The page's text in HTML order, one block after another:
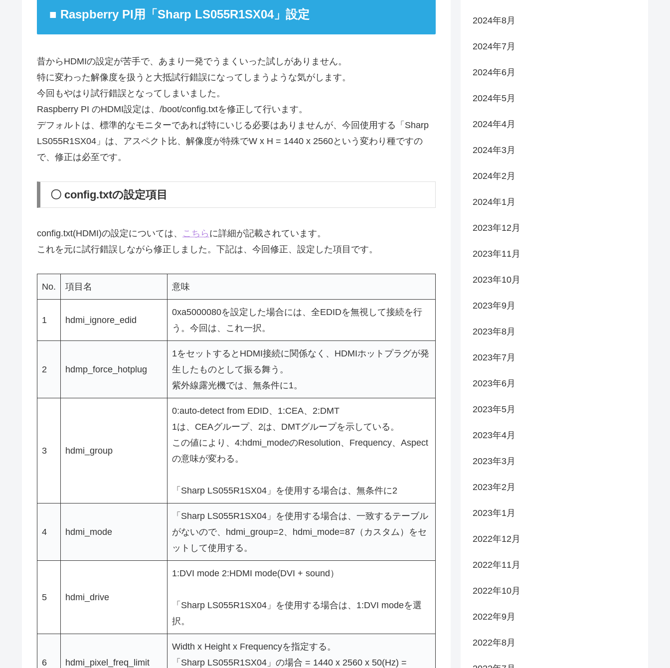
■ Raspberry PI用「Sharp LS055R1SX04」設定
昔からHDMIの設定が苦手で、あまり一発でうまくいった試しがありません。
特に変わった解像度を扱うと大抵試行錯誤になってしまうような気がします。
今回もやはり試行錯誤となってしまいました。
Raspberry PI のHDMI設定は、/boot/config.txtを修正して行います。
デフォルトは、標準的なモニターであれば特にいじる必要はありませんが、今回使用する「Sharp
LS055R1SX04」は、アスペクト比、解像度が特殊でW x H = 1440 x 2560という変わり種ですの
で、修正は必至です。
〇 config.txtの設定項目
config.txt(HDMI)の設定については、 こちら に詳細が記載されています。
これを元に試行錯誤しながら修正しました。下記は、今回修正、設定した項目です。
No. 項目名 意味
1 hdmi_ignore_edid
0xa5000080を設定した場合には、全EDIDを無視して接続を行
う。今回は、これ一択。
2 hdmp_force_hotplug
1をセットするとHDMI接続に関係なく、HDMIホットプラグが発
生したものとして振る舞う。
紫外線露光機では、無条件に1。
3 hdmi_group
0:auto-detect from EDID、1:CEA、2:DMT
1は、CEAグループ、2は、DMTグループを示している。
この値により、4:hdmi_modeのResolution、Frequency、Aspect
の意味が変わる。
「Sharp LS055R1SX04」を使用する場合は、無条件に2
4 hdmi_mode
「Sharp LS055R1SX04」を使用する場合は、一致するテーブル
がないので、hdmi_group=2、hdmi_mode=87（カスタム）をセ
ットして使用する。
5 hdmi_drive
1:DVI mode 2:HDMI mode(DVI + sound）
「Sharp LS055R1SX04」を使用する場合は、1:DVI modeを選
択。
6 hdmi_pixel_freq_limit
Width x Height x Frequencyを指定する。
「Sharp LS055R1SX04」の場合 = 1440 x 2560 x 50(Hz) =
2024年8月
2024年7月
2024年6月
2024年5月
2024年4月
2024年3月
2024年2月
2024年1月
2023年12月
2023年11月
2023年10月
2023年9月
2023年8月
2023年7月
2023年6月
2023年5月
2023年4月
2023年3月
2023年2月
2023年1月
2022年12月
2022年11月
2022年10月
2022年9月
2022年8月